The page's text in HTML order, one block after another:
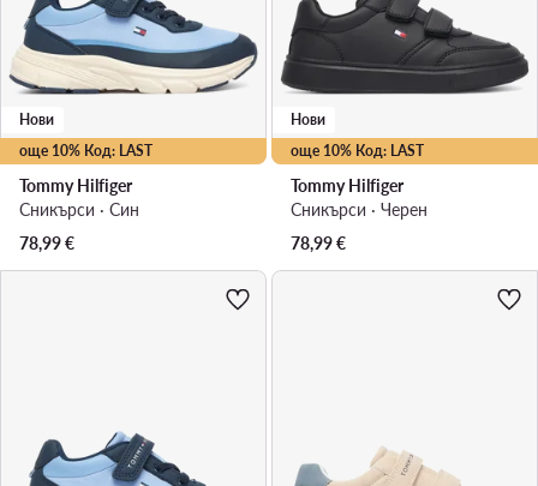
още 10% Код: LAST
Нови
Tommy Hilfiger
Сникърси · Син
78,99€
още 10% Код: LAST
Нови
Tommy Hilfiger
Сникърси · Черен
78,99€